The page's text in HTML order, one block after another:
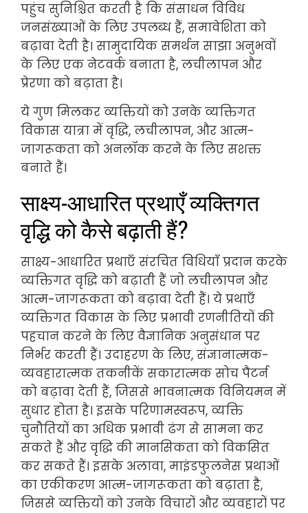
पहुंच सुनिश्चित करती है कि संसाधन विविध
जनसंख्याओं के लिए उपलब्ध हैं, समावेशिता को
बढ़ावा देती है। सामुदायिक समर्थन साझा अनुभवों
के लिए एक नेटवर्क बनाता है, लचीलापन और
प्रेरणा को बढ़ाता है।
ये गुण मिलकर व्यक्तियों को उनके व्यक्तिगत
विकास यात्रा में वृद्धि, लचीलापन, और आत्म-
जागरूकता को अनलॉक करने के लिए सशक्त
बनाते हैं।
साक्ष्य-आधारित प्रथाएँ व्यक्तिगत
वृद्धि को कैसे बढ़ाती हैं?
साक्ष्य-आधारित प्रथाएँ संरचित विधियाँ प्रदान करके
व्यक्तिगत वृद्धि को बढ़ाती हैं जो लचीलापन और
आत्म-जागरूकता को बढ़ावा देती हैं। ये प्रथाएँ
व्यक्तिगत विकास के लिए प्रभावी रणनीतियों की
पहचान करने के लिए वैज्ञानिक अनुसंधान पर
निर्भर करती हैं। उदाहरण के लिए, संज्ञानात्मक-
व्यवहारात्मक तकनीकें सकारात्मक सोच पैटर्न
को बढ़ावा देती हैं, जिससे भावनात्मक विनियमन में
सुधार होता है। इसके परिणामस्वरूप, व्यक्ति
चुनौतियों का अधिक प्रभावी ढंग से सामना कर
सकते हैं और वृद्धि की मानसिकता को विकसित
कर सकते हैं। इसके अलावा, माइंडफुलनेस प्रथाओं
का एकीकरण आत्म-जागरूकता को बढ़ाता है,
जिससे व्यक्तियों को उनके विचारों और व्यवहारों पर